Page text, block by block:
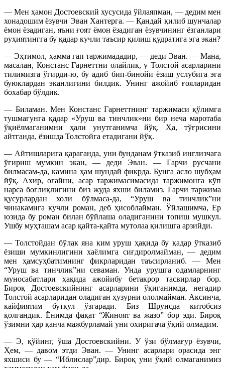
— Мен ҳамон Достоевский хусусида ўйлаяпман, — дедим мен
хонадошим ёзувчи Эван Хантерга. — Қандай қилиб шунчалар
ёмон ёзадиган, яъни ғоят ёмон ёзадиган ёзувчининг ёзганлари
руҳиятингга бу қадар кучли таъсир қилиш қудратига эга экан?
— Эҳтимол, ҳамма гап таржимададир, — деди Эван. — Мана,
масалан, Констанс Гарнеттни олайлик, у Толстой асарларини
тилимизга ўгирди-ю, бу адиб бип-бинойи ёзиш услубига эга
буюклардан эканлигини билдик. Унинг ажойиб ғояларидан
бохабар бўлдик.
— Биламан. Мен Констанс Гарнеттнинг таржимаси қўлимга
тушмагунга қадар «Уруш ва тинч­лик»ни бир неча маротаба
ўқиёлмаганимни ҳали унутганимча йўқ. Ҳа, тўғрисини
айтганда, ёзишда Толстойга етадигани йўқ.
— Айтишларига қараганда, уни бунданам ўтказиб инглизчага
ўгириш мумкин экан, — деди Эван. — Гарчи русчани
билмасам-да, камина ҳам шундай фикр­да. Бунга асло шубҳам
йўқ. Ахир, оғайни, асар таржимасимасида таржимонга кўп
нарса боғлиқлигини биз жуда яхши биламиз. Гарчи таржима
қусурлардан холи бўлмаса-да, “Уруш ва тинчлик”ни
чинакамига кучли роман, деб ҳисоблайман. Ўйлашимча, Ер
юзида бу роман билан бўйлаша оладиганини топиш мушкул.
Ушбу муҳташам асар қайта-қайта мутолаа қилишга арзийди.
— Толстойдан бўлак яна ким уруш ҳақида бу қадар ўтказиб
ёзиши мумкинлигини хаёлимга сиғдиролмайман, — дедим
мен ҳамсуҳбатимнинг фикрларидан таъсирланиб. — Мен
“Уруш ва тинчлик”ни севаман. Унда урушга одамларнинг
муносабатлари ҳақида ажойибу бетакрор тасвирлар бор.
Бироқ Достоевскийнинг асарларини ўқиганимда, негадир
Толстой асарларидан оладиган ҳузурни ололмайман. Аксинча,
кайфиятим буткул ўзгаради. Биз Шрунсда китобсиз
қолгандик. Ёнимда фақат “Жиноят ва жазо” бор эди. Бироқ
ўзимни ҳар қанча мажбурламай уни охиригача ўқий олмадим.
— Э, қўйинг, ўша Достоевскийни. У ўзи бўлмағур ёзувчи,
Ҳем, — давом этди Эван. — Унинг асарлари орасида энг
яхшиси бу — “Иблислар”дир. Бироқ уни ўқий олмаганимиз